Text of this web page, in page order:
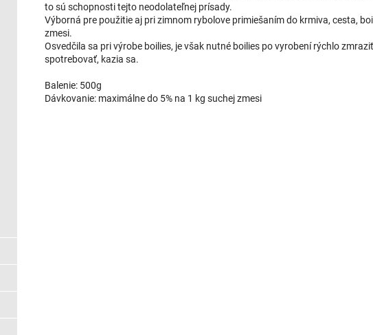
to sú schopnosti tejto neodolateľnej prísady.
Výborná pre použitie aj pri zimnom rybolove primiešaním do krmiva, cesta,
zmesi.
Osvedčila sa pri výrobe boilies, je však nutné boilies po vyrobení rýchlo
spotrebovať, kazia sa.
Balenie: 500g
Dávkovanie: maximálne do 5% na 1 kg suchej zmesi